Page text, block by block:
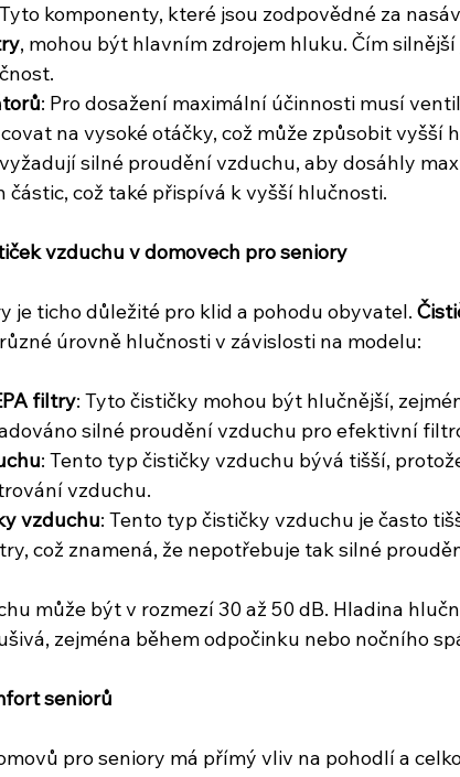
komponenty, které jsou zodpovědné za
, mohou být hlavním zdrojem hluku. Čím
: Pro dosažení maximální účinnosti musí
na vysoké otáčky, což může způsobit vyšší
vyžadují silné proudění vzduchu, aby dosáhly
částic, což také přispívá k vyšší hlučnosti.
vzduchu v domovech pro seniory
je ticho důležité pro klid a pohodu obyvatel.
úrovně hlučnosti v závislosti na modelu:
filtry: Tyto čističky mohou být hlučnější,
silné proudění vzduchu pro efektivní
: Tento typ čističky vzduchu bývá tišší,
vzduchu.
vzduchu: Tento typ čističky vzduchu je často
což znamená, že nepotřebuje tak silné
může být v rozmezí 30 až 50 dB. Hladina
zejména během odpočinku nebo nočního
seniorů
pro seniory má přímý vliv na pohodlí a